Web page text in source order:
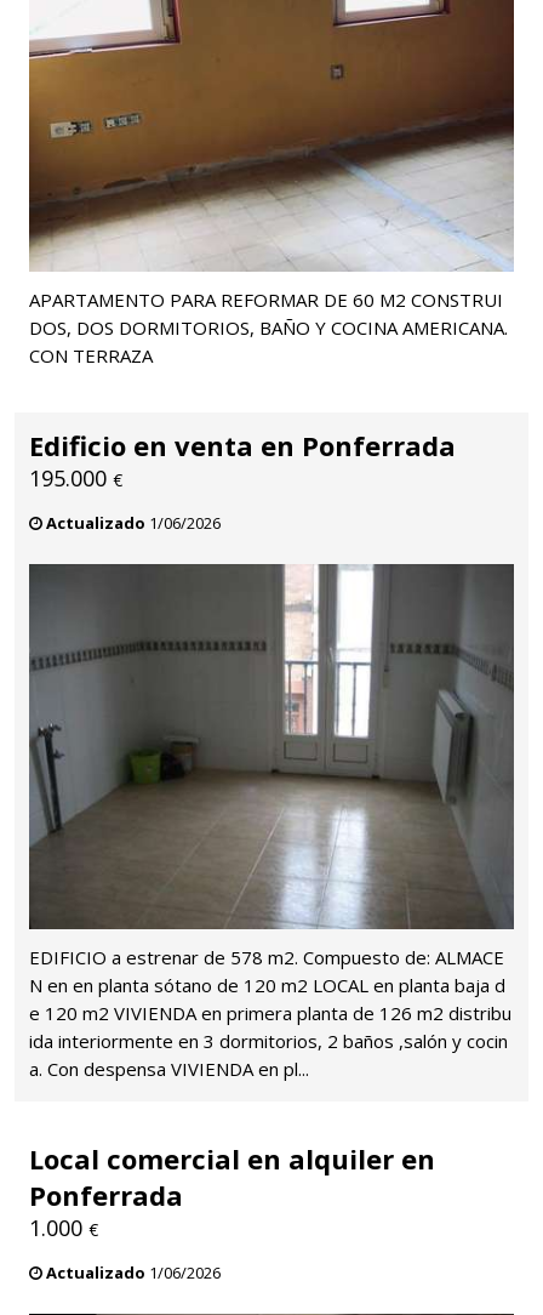
APARTAMENTO PARA REFORMAR DE 60 M2 CONSTRUI
DOS, DOS DORMITORIOS, BAÑO Y COCINA AMERICANA.
CON TERRAZA
Edificio en venta en Ponferrada
195.000 €
Actualizado 1/06/2026
EDIFICIO a estrenar de 578 m2. Compuesto de: ALMACE
N en en planta sótano de 120 m2 LOCAL en planta baja d
e 120 m2 VIVIENDA en primera planta de 126 m2 distribu
ida interiormente en 3 dormitorios, 2 baños ,salón y cocin
a. Con despensa VIVIENDA en pl...
Local comercial en alquiler en
Ponferrada
1.000 €
Actualizado 1/06/2026